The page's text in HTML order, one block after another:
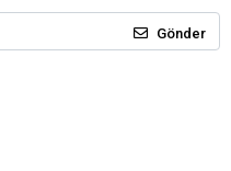
Gönder